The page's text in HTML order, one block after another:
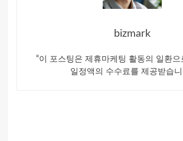
bizmark
“이 포스팅은 제휴마케팅 활동의 일환으
일정액의 수수료를 제공받습니